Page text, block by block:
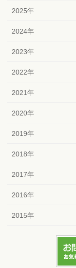
2025年
2024年
2023年
2022年
2021年
2020年
2019年
2018年
2017年
2016年
2015年